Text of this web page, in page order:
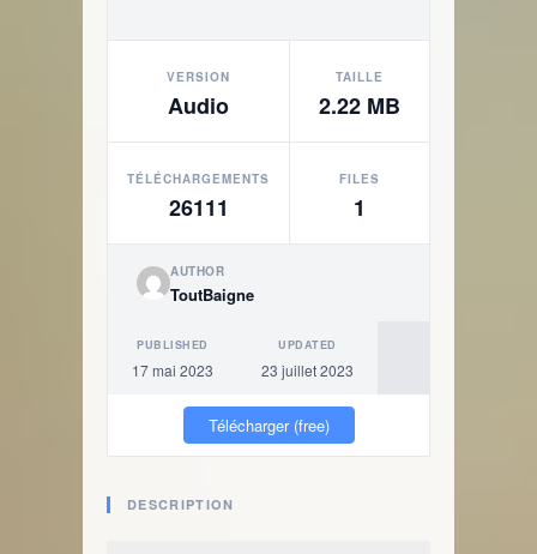
VERSION
Audio
TAILLE
2.22 MB
TÉLÉCHARGEMENTS
26111
FILES
1
AUTHOR
ToutBaigne
PUBLISHED
17 mai 2023
UPDATED
23 juillet 2023
Télécharger (free)
DESCRIPTION